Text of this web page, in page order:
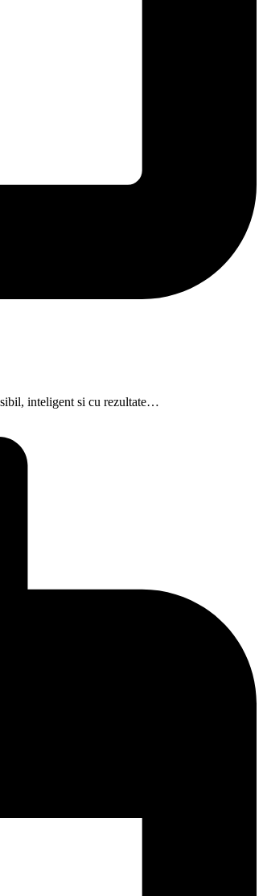
inteligent si cu rezultate…